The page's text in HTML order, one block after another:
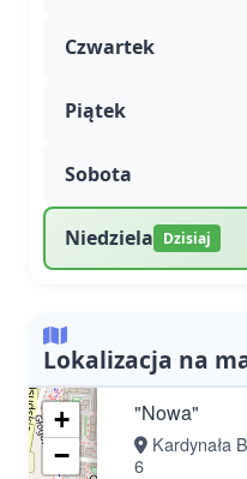
Czwartek
Piątek
Sobota
Niedziela Dzisiaj
Lokalizacja na
"Nowa"
Kardynała
6
+
−